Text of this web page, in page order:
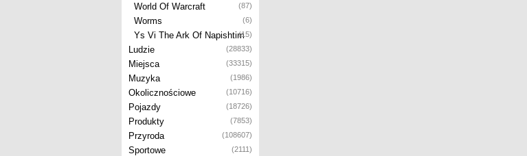
World Of Warcraft (87)
Worms (6)
Ys Vi The Ark Of Napishtim(15)
Ludzie (28833)
Miejsca (33315)
Muzyka (1986)
Okolicznościowe (10716)
Pojazdy (18726)
Produkty (7853)
Przyroda (108607)
Sportowe (2111)